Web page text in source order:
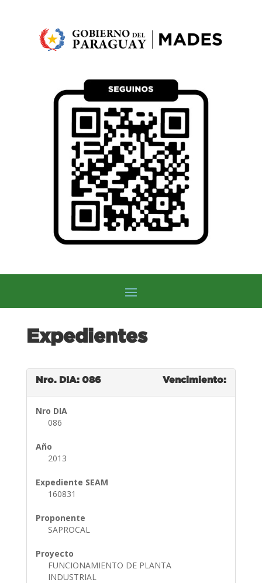
Expedientes
Nro. DIA: 086 Vencimiento:
Nro DIA
086
Año
2013
Expediente SEAM
160831
Proponente
SAPROCAL
Proyecto
FUNCIONAMIENTO DE PLANTA
INDUSTRIAL